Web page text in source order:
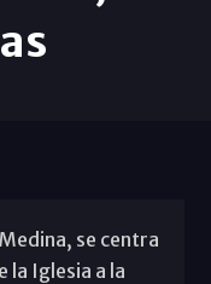
se centra
la Iglesia a la